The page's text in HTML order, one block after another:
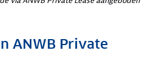
ANWB Private